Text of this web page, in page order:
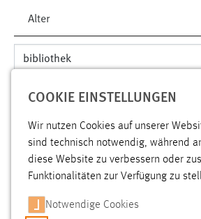
Alter
Gesucht nach "bibliothek". Es wurden
Ergebnisse pro Seite:
COOKIE EINSTELLUNGEN
Wir nutzen Cookies auf unserer
sind technisch notwendig, während
diese Website zu verbessern oder
Funktionalitäten zur Verfügung zu
Notwendige Cookies